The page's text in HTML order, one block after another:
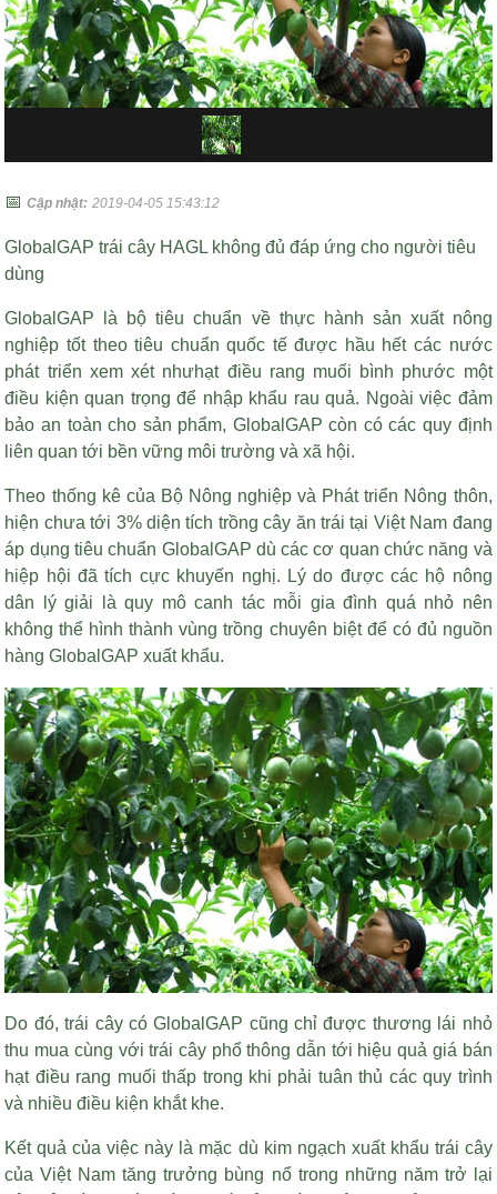
📅Cập nhật: 2019-04-05 15:43:12
GlobalGAP trái cây HAGL không đủ đáp ứng cho người tiêu
dùng
GlobalGAP là bộ tiêu chuẩn về thực hành sản xuất nông
nghiệp tốt theo tiêu chuẩn quốc tế được hầu hết các nước
phát triển xem xét nhưhạt điều rang muối bình phước một
điều kiện quan trọng để nhập khẩu rau quả. Ngoài việc đảm
bảo an toàn cho sản phẩm, GlobalGAP còn có các quy định
liên quan tới bền vững môi trường và xã hội.
Theo thống kê của Bộ Nông nghiệp và Phát triển Nông thôn,
hiện chưa tới 3% diện tích trồng cây ăn trái tại Việt Nam đang
áp dụng tiêu chuẩn GlobalGAP dù các cơ quan chức năng và
hiệp hội đã tích cực khuyến nghị. Lý do được các hộ nông
dân lý giải là quy mô canh tác mỗi gia đình quá nhỏ nên
không thể hình thành vùng trồng chuyên biệt để có đủ nguồn
hàng GlobalGAP xuất khẩu.
Do đó, trái cây có GlobalGAP cũng chỉ được thương lái nhỏ
thu mua cùng với trái cây phổ thông dẫn tới hiệu quả giá bán
hạt điều rang muối thấp trong khi phải tuân thủ các quy trình
và nhiều điều kiện khắt khe.
Kết quả của việc này là mặc dù kim ngạch xuất khẩu trái cây
của Việt Nam tăng trưởng bùng nổ trong những năm trở lại